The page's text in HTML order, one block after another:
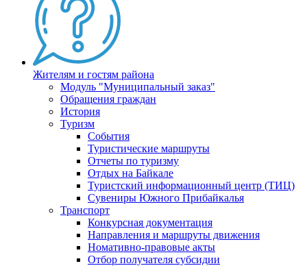
Жителям и гостям района
Модуль "Муниципальный заказ"
Обращения граждан
История
Туризм
События
Туристические маршруты
Отчеты по туризму
Отдых на Байкале
Туристский информационный центр (ТИЦ)
Сувениры Южного Прибайкалья
Транспорт
Конкурсная документация
Направления и маршруты движения
Номативно-правовые акты
Отбор получателя субсидии